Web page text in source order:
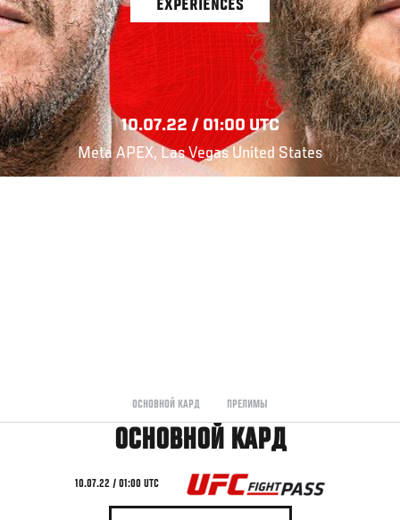
EXPERIENCES
10.07.22 / 01:00 UTC
Meta APEX, Las Vegas United States
ОСНОВНОЙ КАРД ПРЕЛИМЫ
ОСНОВНОЙ КАРД
10.07.22 / 01:00 UTC